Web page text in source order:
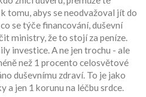
tomu, abys se neodvažoval jít do
se týče financování, duševní
ministry, že to stojí za peníze.
investice. A ne jen trochu - ale
než 1 procento celosvětové
duševnímu zdraví. To je jako
a jen 1 korunu na léčbu srdce.